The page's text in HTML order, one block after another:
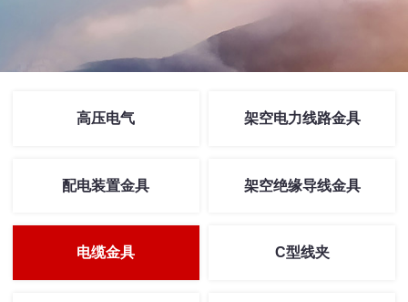
高压电气 架空电力线路金具
配电装置金具 架空绝缘导线金具
电缆金具 C型线夹